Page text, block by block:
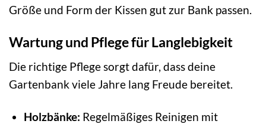
Größe und Form der Kissen gut zur Bank passen.
Wartung und Pflege für Langlebigkeit
Die richtige Pflege sorgt dafür, dass deine
Gartenbank viele Jahre lang Freude bereitet.
Holzbänke: Regelmäßiges Reinigen mit